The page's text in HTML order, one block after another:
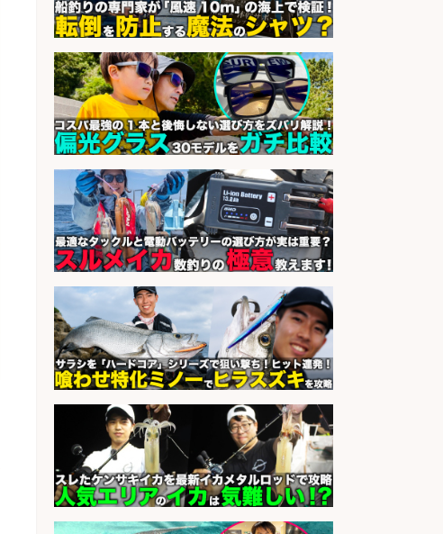
sponsored by 求人ボックス
レジカウンター/お釣りの計算不要
の簡単レジ 未経験も安心の研修あり
1日2h
会社名 オーケー株式会社
レジカウンター/お釣りの計算不要
の簡単レジ 未経験も安心の研修あり
1日2h
sponsored by 求人ボックス
さらに求人情報を見る